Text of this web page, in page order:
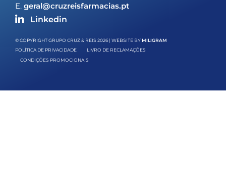
E. geral@cruzreisfarmacias.pt
Linkedin
© COPYRIGHT GRUPO CRUZ & REIS 2026 | WEBSITE BYMILIGRAM
POLÍTICA DE PRIVACIDADE
LIVRO DE RECLAMAÇÕES
CONDIÇÕES PROMOCIONAIS